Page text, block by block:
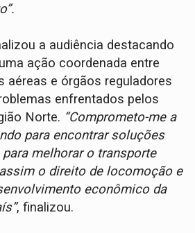
a audiência destacando
ação coordenada entre
aéreas e órgãos reguladores
enfrentados pelos
Norte. “Comprometo-me a
para encontrar soluções
melhorar o transporte
o direito de locomoção e
econômico da
, finalizou.